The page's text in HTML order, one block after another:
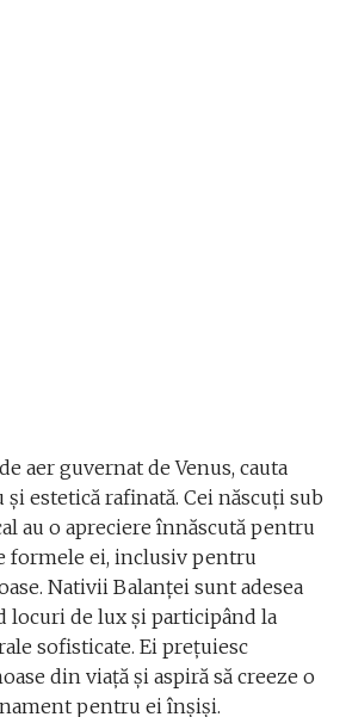
aer guvernat de Venus, cauta
estetică rafinată. Cei născuți sub
au o apreciere înnăscută pentru
formele ei, inclusiv pentru
Nativii Balanței sunt adesea
locuri de lux și participând la
sofisticate. Ei prețuiesc
din viață și aspiră să creeze o
pentru ei înșiși.